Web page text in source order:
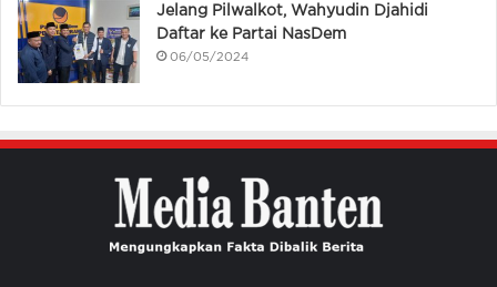
Jelang Pilwalkot, Wahyudin Djahidi
Daftar ke Partai NasDem
06/05/2024